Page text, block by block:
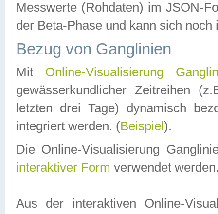
Messwerte (Rohdaten) im JSON-
der Beta-Phase und kann sich noch
Bezug von Ganglinien
Mit Online-Visualisierung
gewässerkundlicher Zeitreihen
letzten drei Tage) dynamisch
integriert werden. (Beispiel ).
Die Online-Visualisierung
interaktiver Form verwendet
Aus der interaktiven Online-